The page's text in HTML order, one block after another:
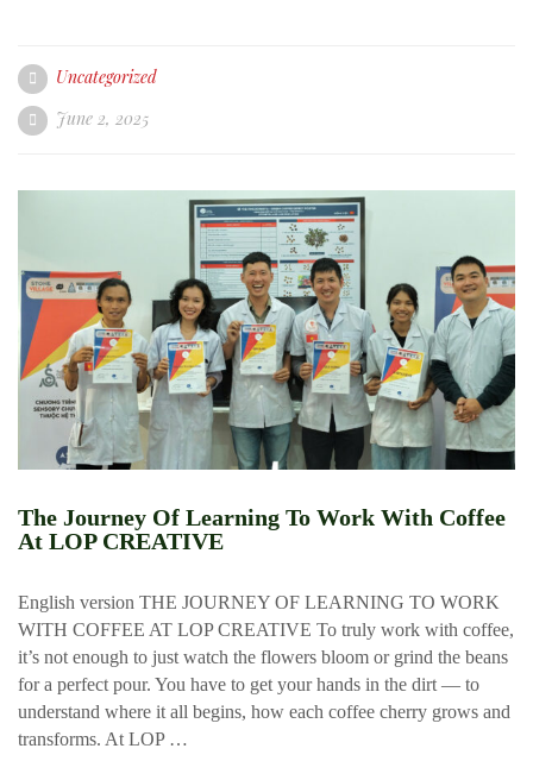
Uncategorized
June 2, 2025
The Journey Of Learning To Work With Coffee
At LOP CREATIVE
English version THE JOURNEY OF LEARNING TO WORK
WITH COFFEE AT LOP CREATIVE To truly work with coffee,
it’s not enough to just watch the flowers bloom or grind the beans
for a perfect pour. You have to get your hands in the dirt — to
understand where it all begins, how each coffee cherry grows and
transforms. At LOP …